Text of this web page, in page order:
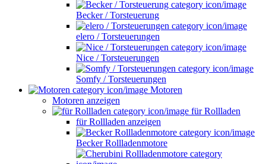
Becker / Torsteuerung
elero / Torsteuerungen
Nice / Torsteuerungen
Somfy / Torsteuerungen
Motoren
Motoren anzeigen
für Rollladen
für Rollladen anzeigen
Becker Rollladenmotore